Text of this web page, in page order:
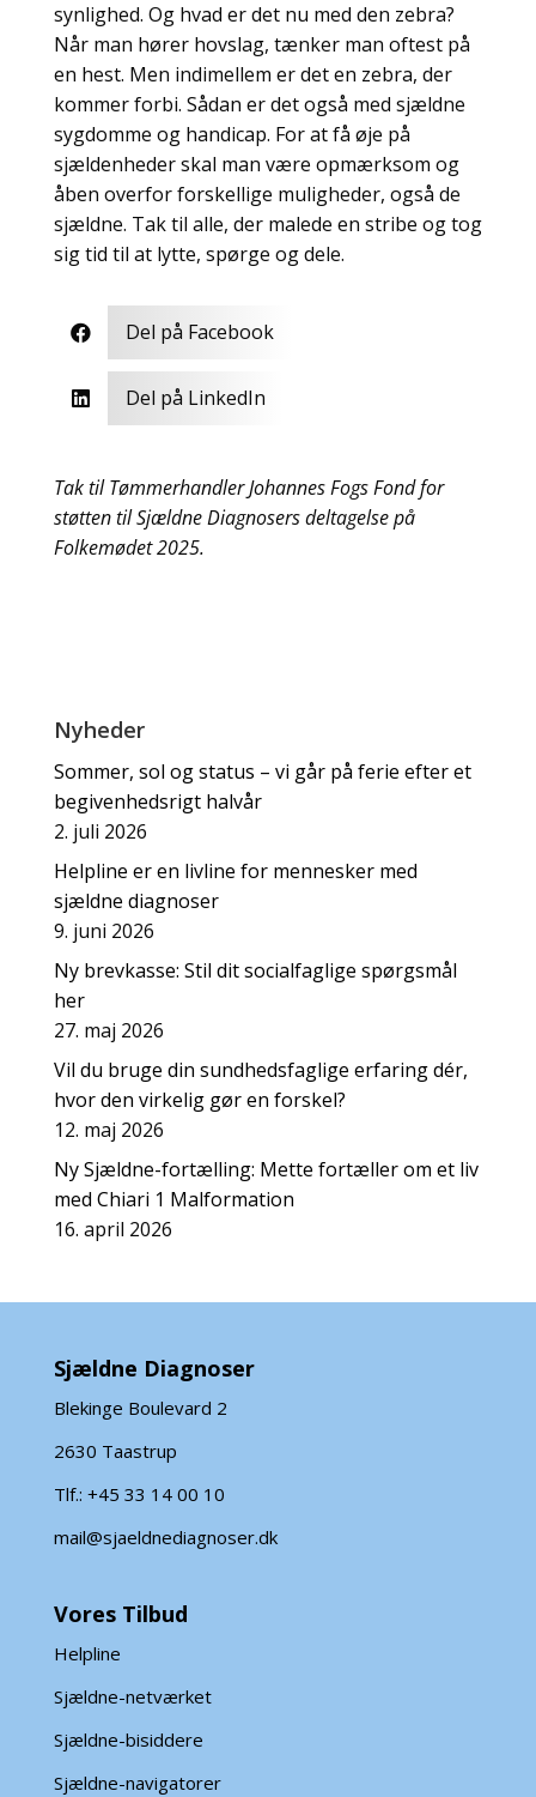
synlighed. Og hvad er det nu med den zebra?
Når man hører hovslag, tænker man oftest på
en hest. Men indimellem er det en zebra, der
kommer forbi. Sådan er det også med sjældne
sygdomme og handicap. For at få øje på
sjældenheder skal man være opmærksom og
åben overfor forskellige muligheder, også de
sjældne. Tak til alle, der malede en stribe og tog
sig tid til at lytte, spørge og dele.
 Del på Facebook
 Del på LinkedIn
Tak til Tømmerhandler Johannes Fogs Fond for
støtten til Sjældne Diagnosers deltagelse på
Folkemødet 2025.
Nyheder
Sommer, sol og status – vi går på ferie efter et
begivenhedsrigt halvår
2. juli 2026
Helpline er en livline for mennesker med
sjældne diagnoser
9. juni 2026
Ny brevkasse: Stil dit socialfaglige spørgsmål
her
27. maj 2026
Vil du bruge din sundhedsfaglige erfaring dér,
hvor den virkelig gør en forskel?
12. maj 2026
Ny Sjældne-fortælling: Mette fortæller om et liv
med Chiari 1 Malformation
16. april 2026
Sjældne Diagnoser
Blekinge Boulevard 2
2630 Taastrup
Tlf.: +45 33 14 00 10
mail@sjaeldnediagnoser.dk
Vores Tilbud
Helpline
Sjældne-netværket
Sjældne-bisiddere
Sjældne-navigatorer